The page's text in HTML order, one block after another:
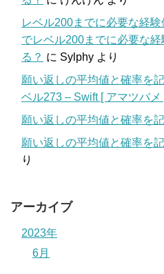
レベル200までに必要な経
でレベル200までに必要な
る？ に Sylphy より
願い返しの平均値と確率を
ベル273 – Swift [ アマツバメ
願い返しの平均値と確率を
願い返しの平均値と確率を
り
アーカイブ
2023年
6月